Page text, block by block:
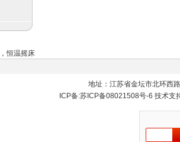
，恒温摇床
地址：江苏省金坛市北环西
ICP备:苏ICP备08021508号-6 技术支